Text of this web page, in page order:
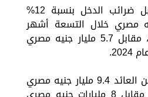
وقفزت أرباح البنك قبل ضرائب الدخل بنسبة 12%
جنيه مصري خلال التسعة أشهر
الأولى من عام 2025، مقابل 5.7 مليار جنيه مصري
وسجل صافي الدخل من العائد 9.4 مليار جنيه مصري